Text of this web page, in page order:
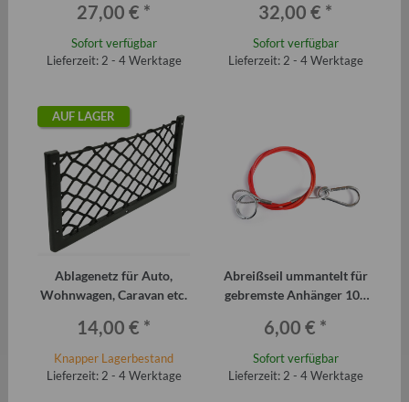
Kombi Trabant P601 und T
27,00 € *
Sofort verfügbar
Lieferzeit: 2 - 4 Werktage
und T 1.1
32,00 € *
Sofort verfügbar
Lieferzeit: 2 - 4 Werktage
AUF LAGER
Ablagenetz für Auto,
Wohnwagen, Caravan etc.
14,00 € *
Knapper Lagerbestand
Lieferzeit: 2 - 4 Werktage
Abreißseil ummantelt für
gebremste Anhänger 100
6,00 € *
Sofort verfügbar
Lieferzeit: 2 - 4 Werktage